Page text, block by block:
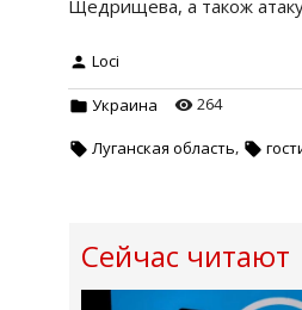
Щедрищева, а також
Loci
Украина 264
Луганская область
Сейчас читают